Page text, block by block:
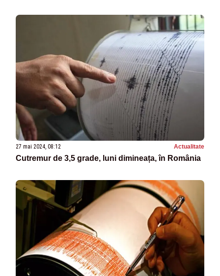
27 mai 2024, 08:12 Actualitate
Cutremur de 3,5 grade, luni dimineața, în România